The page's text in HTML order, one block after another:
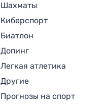
Шахматы
Киберспорт
Биатлон
Допинг
Легкая атлетика
Другие
Прогнозы на спорт